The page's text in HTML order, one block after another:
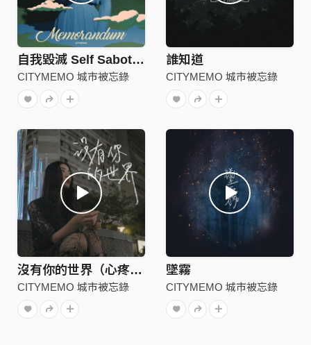
自我毀滅 Self Sabotage
CITYMEMO 城市被忘錄
誰知道
CITYMEMO 城市被忘錄
沒有你的世界（心疼你）
CITYMEMO 城市被忘錄
墜霧
CITYMEMO 城市被忘錄